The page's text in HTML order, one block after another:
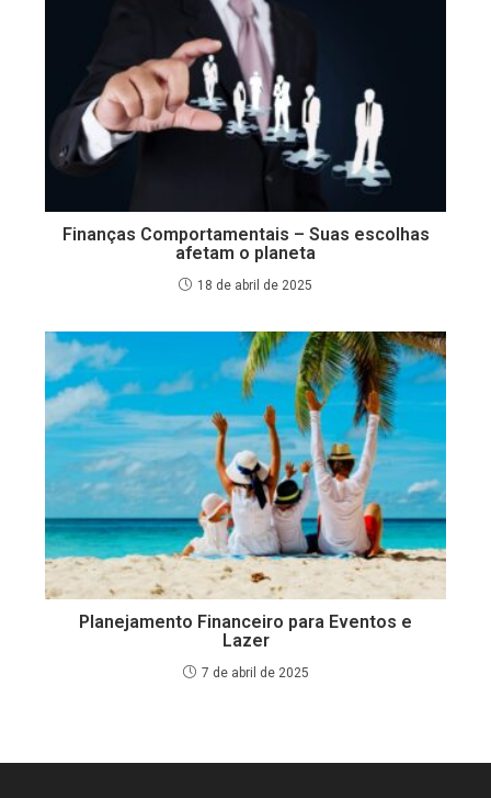
Finanças Comportamentais – Suas escolhas
afetam o planeta
18 de abril de 2025
Planejamento Financeiro para Eventos e
Lazer
7 de abril de 2025